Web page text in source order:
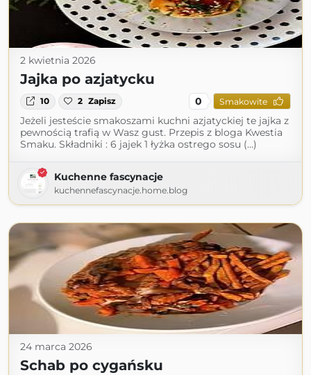
2 kwietnia 2026
Jajka po azjatycku
10 2 Zapisz 0 Smakowite
Jeżeli jesteście smakoszami kuchni azjatyckiej te jajka z
pewnością trafią w Wasz gust. Przepis z bloga Kwestia
Smaku. Składniki : 6 jajek 1 łyżka ostrego sosu (...)
Kuchenne fascynacje
kuchennefascynacje.home.blog
24 marca 2026
Schab po cygańsku